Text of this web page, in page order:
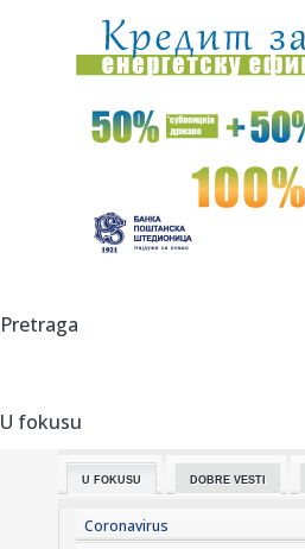
14:05:Једноставан трик уз који
14:07:Del Arno Band slavi 40
Botaničkoj bašti
Čeka se samo potpis u
14:05:Vučić sa Hasijevim: „Srbija
kreiramo sad...
14:02:
14:01: VIDEO: Subaru Uncharted -
Pretraga
U fokusu
U FOKUSU DOBRE VESTI
Coronavirus